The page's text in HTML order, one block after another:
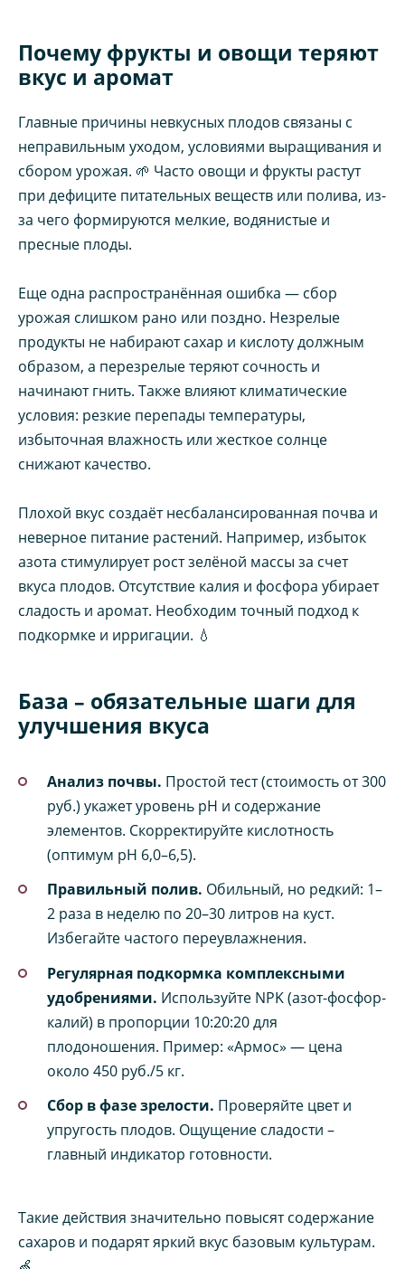
Почему фрукты и овощи теряют
вкус и аромат
Главные причины невкусных плодов связаны с
неправильным уходом, условиями выращивания и
сбором урожая. 🌱 Часто овощи и фрукты растут
при дефиците питательных веществ или полива, из-
за чего формируются мелкие, водянистые и
пресные плоды.
Еще одна распространённая ошибка — сбор
урожая слишком рано или поздно. Незрелые
продукты не набирают сахар и кислоту должным
образом, а перезрелые теряют сочность и
начинают гнить. Также влияют климатические
условия: резкие перепады температуры,
избыточная влажность или жесткое солнце
снижают качество.
Плохой вкус создаёт несбалансированная почва и
неверное питание растений. Например, избыток
азота стимулирует рост зелёной массы за счет
вкуса плодов. Отсутствие калия и фосфора убирает
сладость и аромат. Необходим точный подход к
подкормке и ирригации. 💧
База – обязательные шаги для
улучшения вкуса
Анализ почвы. Простой тест (стоимость от 300
руб.) укажет уровень pH и содержание
элементов. Скорректируйте кислотность
(оптимум pH 6,0–6,5).
Правильный полив. Обильный, но редкий: 1–
2 раза в неделю по 20–30 литров на куст.
Избегайте частого переувлажнения.
Регулярная подкормка комплексными
удобрениями. Используйте NPK (азот-фосфор-
калий) в пропорции 10:20:20 для
плодоношения. Пример: «Армос» — цена
около 450 руб./5 кг.
Сбор в фазе зрелости. Проверяйте цвет и
упругость плодов. Ощущение сладости –
главный индикатор готовности.
Такие действия значительно повысят содержание
сахаров и подарят яркий вкус базовым культурам.